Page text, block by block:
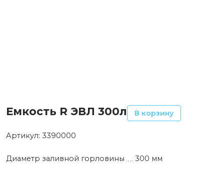
Емкость R ЭВЛ 300л В корзину
Артикул: 3390000
Диаметр заливной горловины
300 мм